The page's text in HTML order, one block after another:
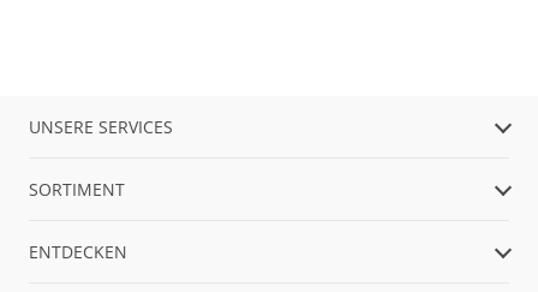
UNSERE SERVICES
SORTIMENT
ENTDECKEN